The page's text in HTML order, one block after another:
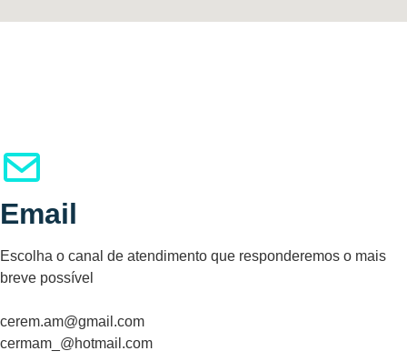
Email
Escolha o canal de atendimento que responderemos o mais
breve possível
cerem.am@gmail.com
cermam_@hotmail.com